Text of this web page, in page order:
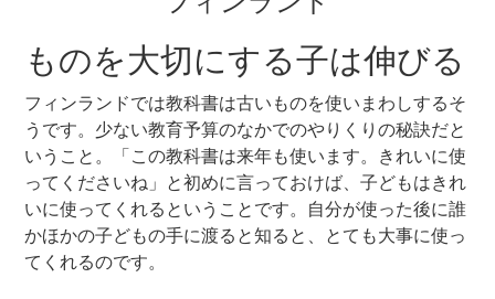
ものを大切にする子は伸びる
フィンランドでは教科書は古いものを使いまわしするそ
うです。少ない教育予算のなかでのやりくりの秘訣だと
いうこと。「この教科書は来年も使います。きれいに使
ってくださいね」と初めに言っておけば、子どもはきれ
いに使ってくれるということです。自分が使った後に誰
かほかの子どもの手に渡ると知ると、とても大事に使っ
てくれるのです。